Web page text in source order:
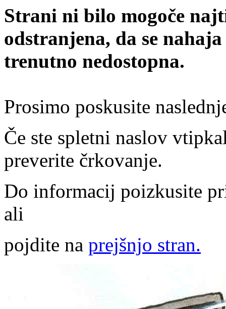
Strani ni bilo mogoče
odstranjena, da se
trenutno nedostopna.
Prosimo poskusite
Če ste spletni naslov
preverite črkovanje.
Do informacij poizkusite
ali
pojdite na prejšnjo stran.